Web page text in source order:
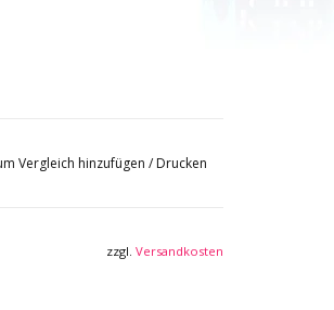
Vergleich hinzufügen / Drucken
zzgl. Versandkosten